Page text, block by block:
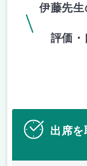
伊藤先生
評価
出席